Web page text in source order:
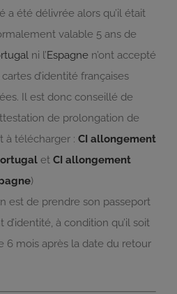
a été délivrée alors qu’il était
valable 5 ans de
ni l’Espagnen’ont accepté
d’identité françaises
Il est donc conseillé de
de prolongation de
à télécharger : CI allongement
et CI allongement
)
est de prendre son passeport
à condition qu’il soit
6 mois après la date du retour